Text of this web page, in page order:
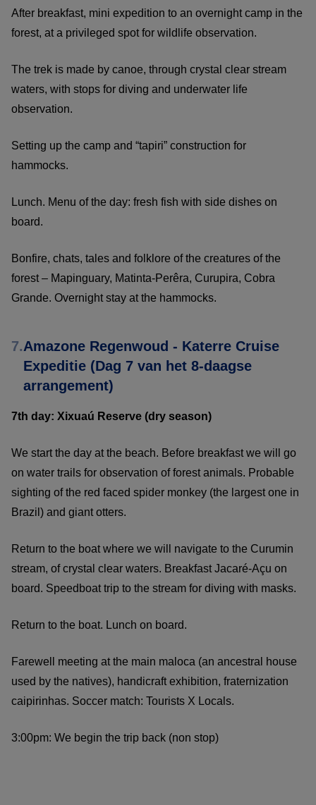
After breakfast, mini expedition to an overnight camp in the
forest, at a privileged spot for wildlife observation.
The trek is made by canoe, through crystal clear stream
waters, with stops for diving and underwater life
observation.
Setting up the camp and “tapiri” construction for
hammocks.
Lunch. Menu of the day: fresh fish with side dishes on
board.
Bonfire, chats, tales and folklore of the creatures of the
forest – Mapinguary, Matinta-Perêra, Curupira, Cobra
Grande. Overnight stay at the hammocks.
7.Amazone Regenwoud - Katerre Cruise
Expeditie (Dag 7 van het 8-daagse
arrangement)
7th day: Xixuaú Reserve (dry season)
We start the day at the beach. Before breakfast we will go
on water trails for observation of forest animals. Probable
sighting of the red faced spider monkey (the largest one in
Brazil) and giant otters.
Return to the boat where we will navigate to the Curumin
stream, of crystal clear waters. Breakfast Jacaré-Açu on
board. Speedboat trip to the stream for diving with masks.
Return to the boat. Lunch on board.
Farewell meeting at the main maloca (an ancestral house
used by the natives), handicraft exhibition, fraternization
caipirinhas. Soccer match: Tourists X Locals.
3:00pm: We begin the trip back (non stop)